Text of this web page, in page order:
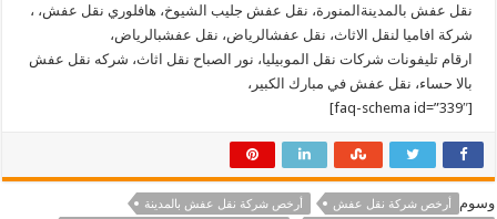
نقل عفش بالمدينةالمنورة، نقل عفش جليب الشيوخ، هافلوري نقل عفش، ،
شركة افاميا لنقل الاثاث، نقل عفشالرياض، نقل عفشبالرياض،
ارقام تليفونات شركات نقل الموبيليا، نور الصباح نقل اثاث، شركه نقل عفش
بالا حساء، نقل عفش في مبارك الكبير،
[faq-schema id=”339″]
وسوم أرخص شركة نقل عفش
أرخص شركة نقل عفش بالمدينة